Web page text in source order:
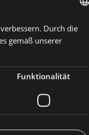
ITALIAN
Durch die
gemäß unserer
Funktionalität